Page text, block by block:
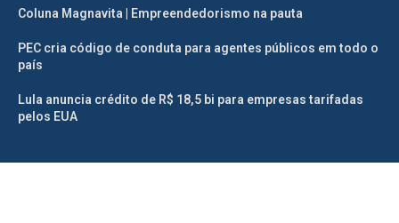
Coluna Magnavita | Empreendedorismo na pauta
PEC cria código de conduta para agentes públicos em todo o
país
Lula anuncia crédito de R$ 18,5 bi para empresas tarifadas
pelos EUA